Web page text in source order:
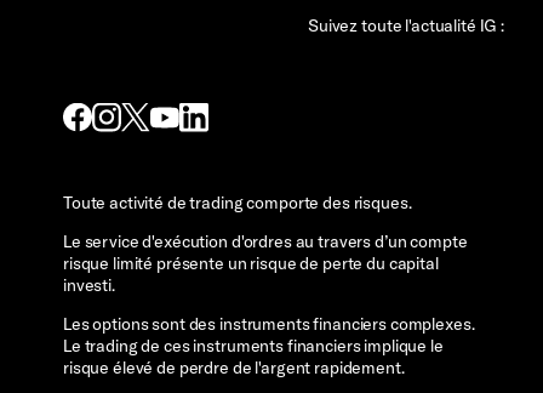
Suivez toute l'actualité IG :
Toute activité de trading comporte des risques.
Le service d'exécution d'ordres au travers d’un compte
risque limité présente un risque de perte du capital
investi.
Les options sont des instruments financiers complexes.
Le trading de ces instruments financiers implique le
risque élevé de perdre de l'argent rapidement.